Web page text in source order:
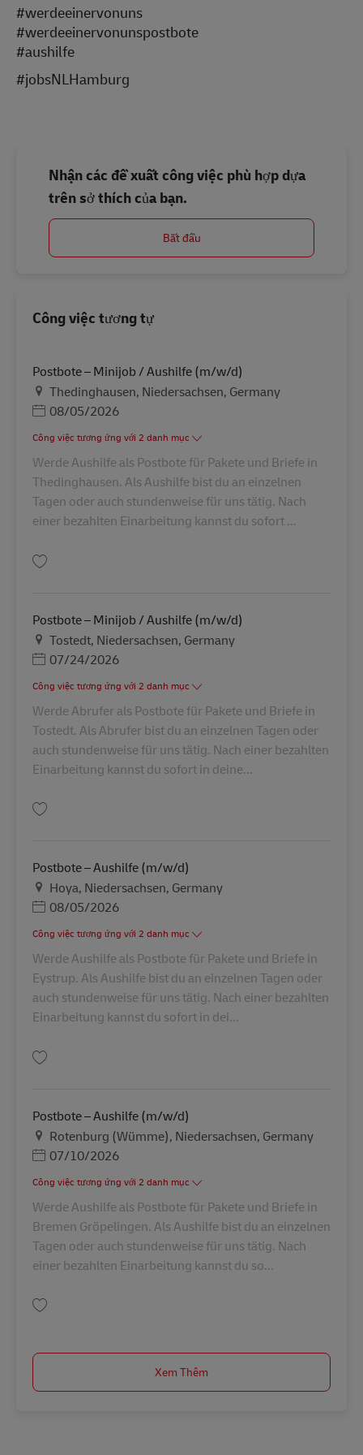
#werdeeinervonuns
#werdeeinervonunspostbote
#aushilfe
#jobsNLHamburg
Nhận các đề xuất công việc phù hợp dựa
trên sở thích của bạn.
Bắt đầu
Công việc tương tự
Postbote – Minijob / Aushilfe (m/w/d)
Địa điểm
Thedinghausen, Niedersachsen, Germany
Posted Date
08/05/2026
Công việc tương ứng với 2 danh mục
Werde Aushilfe als Postbote für Pakete und Briefe in
Thedinghausen. Als Aushilfe bist du an einzelnen
Tagen oder auch stundenweise für uns tätig. Nach
einer bezahlten Einarbeitung kannst du sofort ...
Postbote – Minijob / Aushilfe (m/w/d)
Địa điểm
Tostedt, Niedersachsen, Germany
Posted Date
07/24/2026
Công việc tương ứng với 2 danh mục
Werde Abrufer als Postbote für Pakete und Briefe in
Tostedt. Als Abrufer bist du an einzelnen Tagen oder
auch stundenweise für uns tätig. Nach einer bezahlten
Einarbeitung kannst du sofort in deine...
Postbote – Aushilfe (m/w/d)
Địa điểm
Hoya, Niedersachsen, Germany
Posted Date
08/05/2026
Công việc tương ứng với 2 danh mục
Werde Aushilfe als Postbote für Pakete und Briefe in
Eystrup. Als Aushilfe bist du an einzelnen Tagen oder
auch stundenweise für uns tätig. Nach einer bezahlten
Einarbeitung kannst du sofort in dei...
Postbote – Aushilfe (m/w/d)
Địa điểm
Rotenburg (Wümme), Niedersachsen, Germany
Posted Date
07/10/2026
Công việc tương ứng với 2 danh mục
Werde Aushilfe als Postbote für Pakete und Briefe in
Bremen Gröpelingen. Als Aushilfe bist du an einzelnen
Tagen oder auch stundenweise für uns tätig. Nach
einer bezahlten Einarbeitung kannst du so...
Xem Thêm